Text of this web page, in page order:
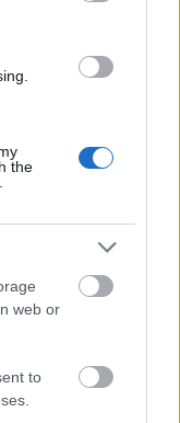
the
web or
to
vodopadov-
článok.
…
a nachádza
a